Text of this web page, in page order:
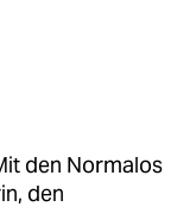
den Normalos
den